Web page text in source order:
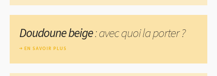
Doudoune beige: avec quoi la porter ?
EN SAVOIR PLUS